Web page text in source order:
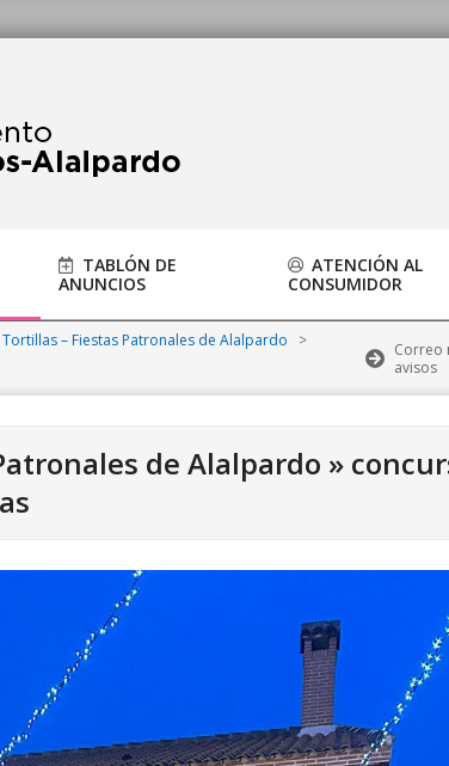
a ayuntamiento@alalpardo.org
TABLÓN DE
ANUNCIOS
ATENCIÓN AL
CONSUMIDOR
– Fiestas Patronales de Alalpardo
>
Correo
avisos
de Alalpardo »